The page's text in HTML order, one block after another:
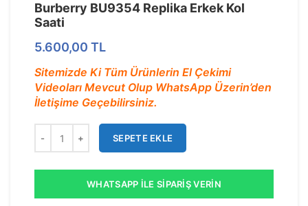
Burberry BU9354 Replika Erkek Kol
Saati
5.600,00 TL
Sitemizde Ki Tüm Ürünlerin El Çekimi
Videoları Mevcut Olup WhatsApp Üzerin’den
İletişime Geçebilirsiniz.
SEPETE EKLE
WHATSAPP İLE SIPARIŞ VERIN